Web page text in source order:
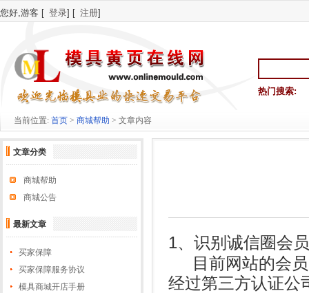
您好,游客 [ 登录] [ 注册]
热门搜索:
当前位置: 首页 > 商城帮助 > 文章内容
文章分类
商城帮助
商城公告
最新文章
买家保障
买家保障服务协议
模具商城开店手册
1、识别诚信圈会员
目前网站的会
经过第三方认证公